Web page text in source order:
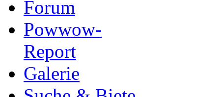
Forum
Powwow-
Report
Galerie